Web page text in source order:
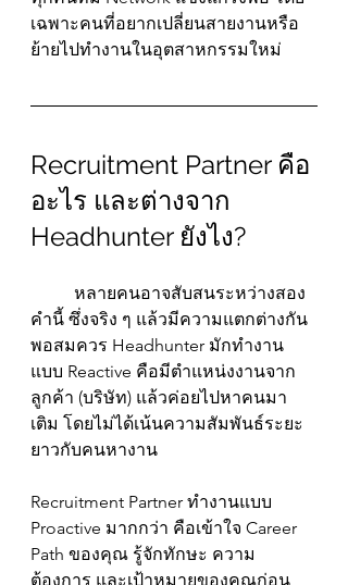
เฉพาะคนที่อยากเปลี่ยนสายงานหรือ
ย้ายไปทำงานในอุตสาหกรรมใหม่
Recruitment Partner คือ
อะไร และต่างจาก
Headhunter ยังไง?
คำนี้ ซึ่งจริง ๆ แล้วมีความแตกต่างกัน
พอสมควร Headhunter มักทำงาน
แบบ Reactive คือมีตำแหน่งงานจาก
ลูกค้า (บริษัท) แล้วค่อยไปหาคนมา
เติม โดยไม่ได้เน้นความสัมพันธ์ระยะ
ยาวกับคนหางาน
Recruitment Partner ทำงานแบบ
Proactive มากกว่า คือเข้าใจ Career
Path ของคุณ รู้จักทักษะ ความ
ต้องการ และเป้าหมายของคุณก่อน